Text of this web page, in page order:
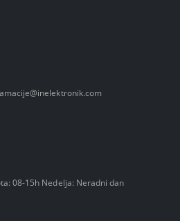
08-15h Nedelja: Neradni dan